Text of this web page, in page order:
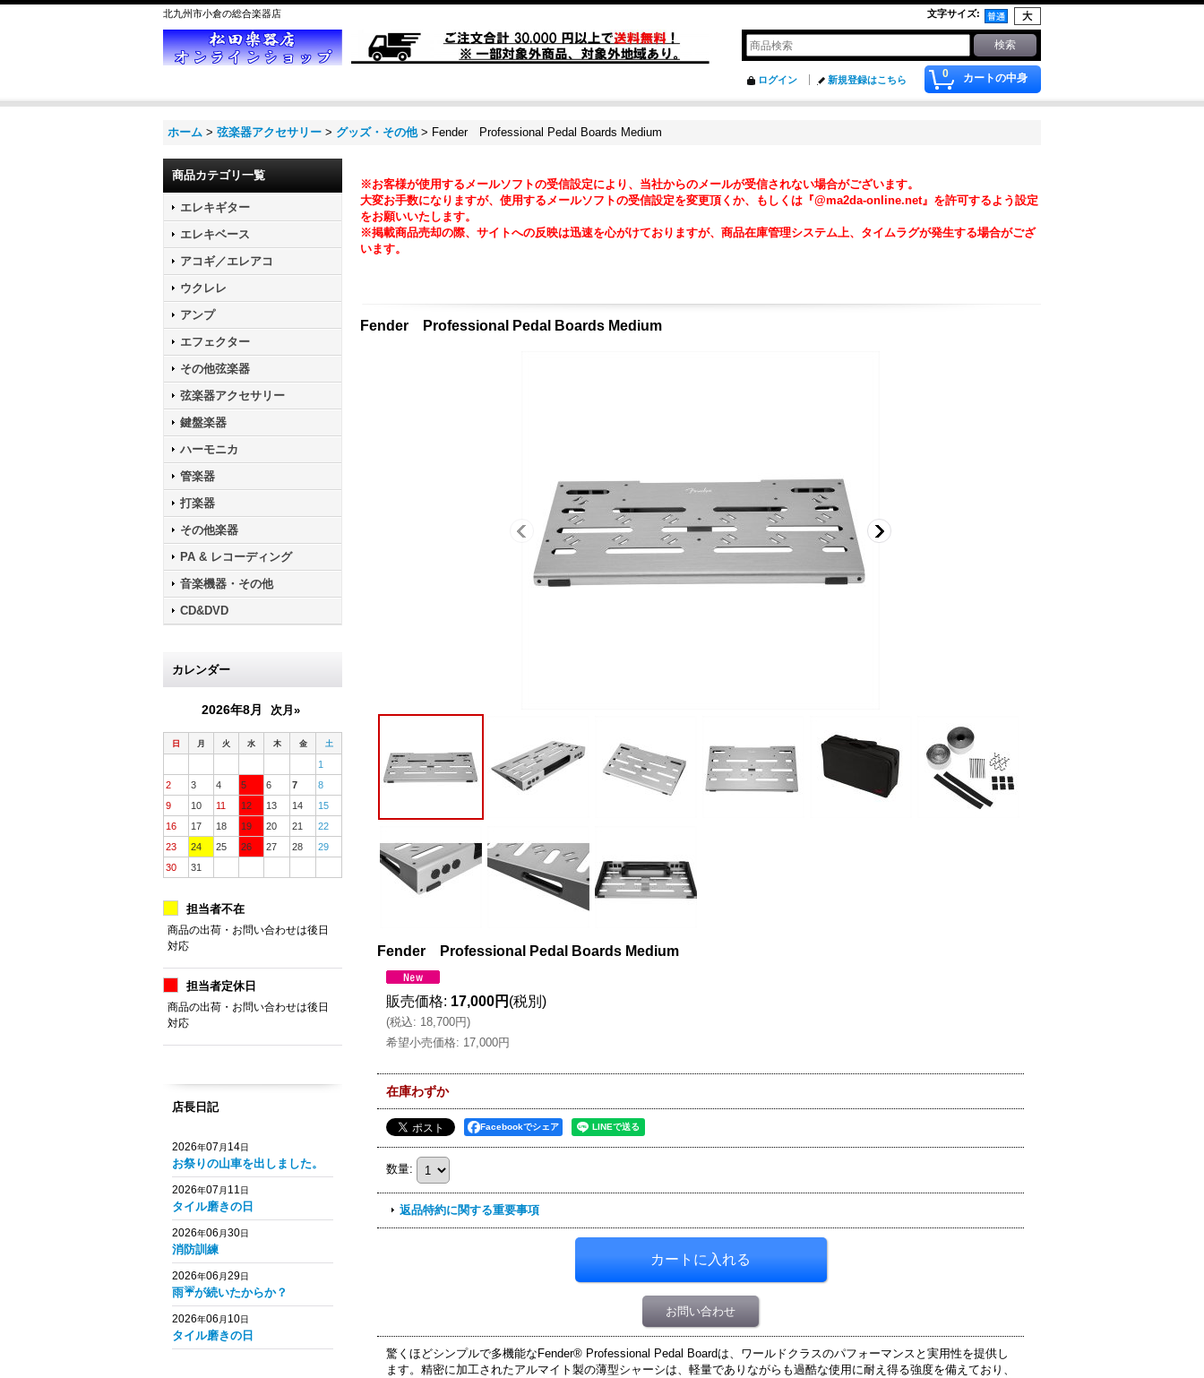
北九州市小倉の総合楽器店 文字サイズ:
0 カートの中身
ログイン 新規登録はこちら
ホーム > 弦楽器アクセサリー > グッズ・その他 > Fender Professional Pedal Boards Medium
商品カテゴリ一覧
エレキギター
エレキベース
アコギ／エレアコ
ウクレレ
アンプ
エフェクター
その他弦楽器
弦楽器アクセサリー
鍵盤楽器
ハーモニカ
管楽器
打楽器
その他楽器
PA & レコーディング
音楽機器・その他
CD&DVD
カレンダー
2026年8月 次月»
日 月 火 水 木 金 土
1
2
3 4 5 6 7
8
9
10 11 12 13 14
15
16
17 18 19 20 21
22
23
24 25 26 27 28
29
30
31
担当者不在
商品の出荷・お問い合わせは後日
対応
担当者定休日
商品の出荷・お問い合わせは後日
対応
店長日記
2026年07 月 14日
お祭りの山車を出しました。
2026年07 月 11日
タイル磨きの日
2026年06 月30日
消防訓練
2026年06 月29日
雨☔️が続いたからか？
2026年06 月 10日
タイル磨きの日
※お客様が使用するメールソフトの受信設定により、当社からのメールが受信されない場合がございます。
大変お手数になりますが、使用するメールソフトの受信設定を変更頂くか、もしくは『@ma2da-online.net』を許可するよう設定
をお願いいたします。
※掲載商品売却の際、サイトへの反映は迅速を心がけておりますが、商品在庫管理システム上、タイムラグが発生する場合がござ
います。
Fender Professional Pedal Boards Medium
Fender Professional Pedal Boards Medium
販売価格: 17,000円 (税別)
(税込: 18,700円)
希望小売価格: 17,000円
在庫わずか
Facebookでシェア
数量:
返品特約に関する重要事項
お問い合わせ
驚くほどシンプルで多機能なFender® Professional Pedal Boardは、ワールドクラスのパフォーマンスと実用性を提供し
ます。精密に加工されたアルマイト製の薄型シャーシは、軽量でありながらも過酷な使用に耐え得る強度を備えており、